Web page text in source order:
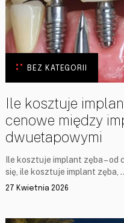
BEZ KATEGORII
Ile kosztuje
cenowe między
dwuetapowymi
Ile kosztuje implant zęba –
się, ile kosztuje implant zęba,
27 Kwietnia 2026